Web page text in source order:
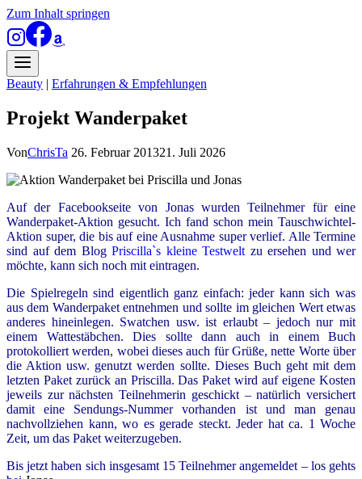
Zum Inhalt springen
Beauty | Erfahrungen & Empfehlungen
Projekt Wanderpaket
VonChrisTa 26. Februar 201321. Juli 2026
Auf der Facebookseite von Jonas wurden Teilnehmer für eine
Wanderpaket-Aktion gesucht. Ich fand schon mein Tauschwichtel-
Aktion super, die bis auf eine Ausnahme super verlief. Alle Termine
sind auf dem Blog Priscilla`s kleine Testwelt zu ersehen und wer
möchte, kann sich noch mit eintragen.
Die Spielregeln sind eigentlich ganz einfach: jeder kann sich was
aus dem Wanderpaket entnehmen und sollte im gleichen Wert etwas
anderes hineinlegen. Swatchen usw. ist erlaubt – jedoch nur mit
einem Wattestäbchen. Dies sollte dann auch in einem Buch
protokolliert werden, wobei dieses auch für Grüße, nette Worte über
die Aktion usw. genutzt werden sollte. Dieses Buch geht mit dem
letzten Paket zurück an Priscilla. Das Paket wird auf eigene Kosten
jeweils zur nächsten Teilnehmerin geschickt – natürlich versichert
damit eine Sendungs-Nummer vorhanden ist und man genau
nachvollziehen kann, wo es gerade steckt. Jeder hat ca. 1 Woche
Zeit, um das Paket weiterzugeben.
Bis jetzt haben sich insgesamt 15 Teilnehmer angemeldet – los gehts